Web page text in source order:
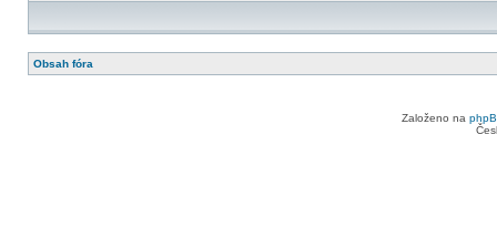
Obsah fóra
Založeno na